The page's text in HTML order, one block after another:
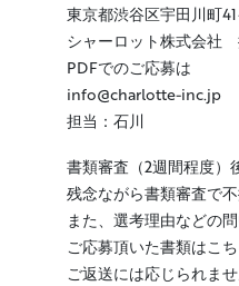
東京都渋谷区宇田川町
シャーロット株式会社
PDFでのご応募は
info@charlotte-inc.jp
担当：石川
書類審査（2週間程度）
残念ながら書類審査で
また、選考理由などの
ご応募頂いた書類はこ
ご返送には応じられま